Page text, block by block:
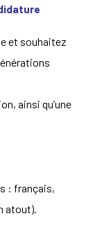
et souhaitez
ainsi qu’une
: français,
atout).